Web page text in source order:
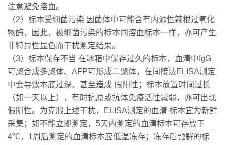
注意避免溶血。
（2）标本受细菌污染 因菌体中可能含有内源性辣根过氧化
物酶，因此，被细菌污染的标本同溶血标本一样，亦可产生
非特异性显色而干扰测定结果。
（3）标本保存不当 在冰箱中保存过久的标本，血清中IgG
可聚合成多聚体、AFP可形成二聚体，在间接法ELISA测定
中会导致本底过深、甚至造成 假阳性；标本放置时间过长
（如一天以上），有时抗原或抗体免疫活性减弱，亦可出现
假阴性。为克服上述干扰，ELISA测定的血清 标本宜为新鲜
采集；如不能立即测定，5天内测定的血清标本可存放于
4℃，1周后测定的血清标本应低温冻存；冻存后融解的标